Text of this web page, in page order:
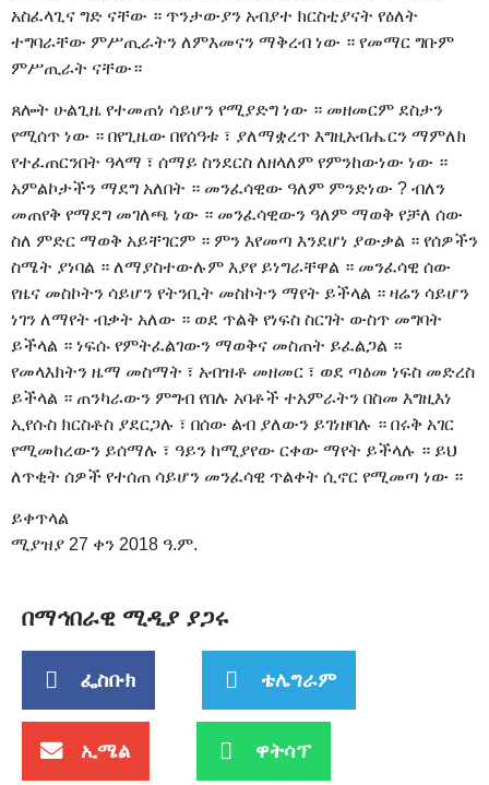
አስፈላጊና ግድ ናቸው ። ጥንታውያን አብያተ ክርስቲያናት የዕለት
ተግባራቸው ምሥጢራትን ለምእመናን ማቅረብ ነው ። የመማር ግቡም
ምሥጢራት ናቸው።
ጸሎት ሁልጊዜ የተመጠነ ሳይሆን የሚያድግ ነው ። መዘመርም ደስታን
የሚሰጥ ነው ። በየጊዜው በየሰዓቱ ፣ ያለማቋረጥ እግዚአብሔርን ማምለክ
የተፈጠርንበት ዓላማ ፣ ሰማይ ስንደርስ ለዘላለም የምንከውነው ነው ።
አምልኮታችን ማደግ አለበት ። መንፈሳዊው ዓለም ምንድነው ? ብለን
መጠየቅ የማደግ መገለጫ ነው ። መንፈሳዊውን ዓለም ማወቅ የቻለ ሰው
ስለ ምድር ማወቅ አይቸገርም ። ምን እየመጣ እንደሆነ ያውቃል ። የሰዎችን
ስሜት ያነባል ። ለማያስተውሉም እያየ ይነግራቸዋል ። መንፈሳዊ ሰው
የዜና መስኮትን ሳይሆን የትንቢት መስኮትን ማየት ይችላል ። ዛሬን ሳይሆን
ነገን ለማየት ብቃት አለው ። ወደ ጥልቅ የነፍስ ስርገት ውስጥ መግባት
ይችላል ። ነፍሱ የምትፈልገውን ማወቅና መስጠት ይፈልጋል ።
የመላእክትን ዜማ መስማት ፣ አብዝቶ መዘመር ፣ ወደ ጣዕመ ነፍስ መድረስ
ይችላል ። ጠንካራውን ምግብ የበሉ አባቶች ተአምራትን በስመ እግዚእነ
ኢየሱስ ክርስቶስ ያደርጋሉ ፣ በሰው ልብ ያለውን ይገነዘባሉ ። በሩቅ አገር
የሚመከረውን ይሰማሉ ፣ ዓይን ከሚያየው ርቀው ማየት ይችላሉ ። ይህ
ለጥቂት ሰዎች የተሰጠ ሳይሆን መንፈሳዊ ጥልቀት ሲኖር የሚመጣ ነው ።
ይቀጥላል
ሚያዝያ 27 ቀን 2018 ዓ.ም.
በማኅበራዊ ሚዲያ ያጋሩ
ፌስቡክ ቴሌግራም
ኢሜል ዋትሳፕ